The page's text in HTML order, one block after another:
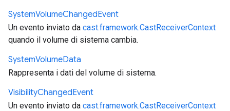
SystemVolumeChangedEvent
Un evento inviato da cast.framework.CastReceiverContext
quando il volume di sistema cambia.
SystemVolumeData
Rappresenta i dati del volume di sistema.
VisibilityChangedEvent
Un evento inviato da cast.framework.CastReceiverContext